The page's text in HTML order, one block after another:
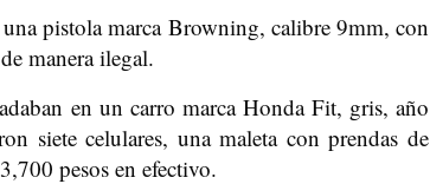
pistola marca Browning, calibre 9mm, con
manera ilegal.
en un carro marca Honda Fit, gris, año
siete celulares, una maleta con prendas de
pesos en efectivo.